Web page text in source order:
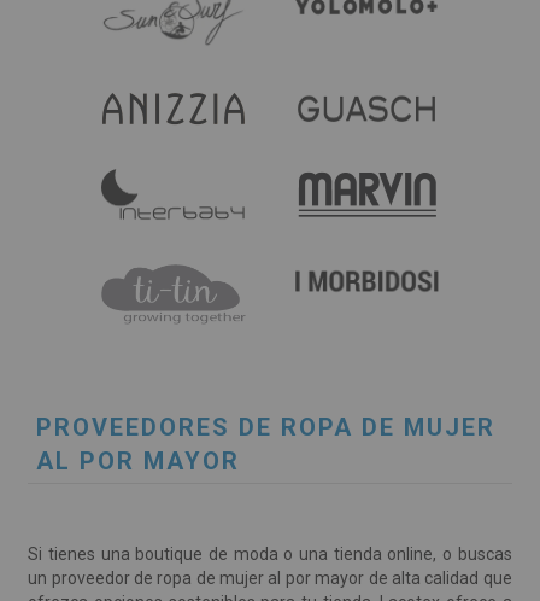
PROVEEDORES DE ROPA DE MUJER
AL POR MAYOR
Si tienes una boutique de moda o una tienda online, o buscas
un proveedor de ropa de mujer al por mayor de alta calidad que